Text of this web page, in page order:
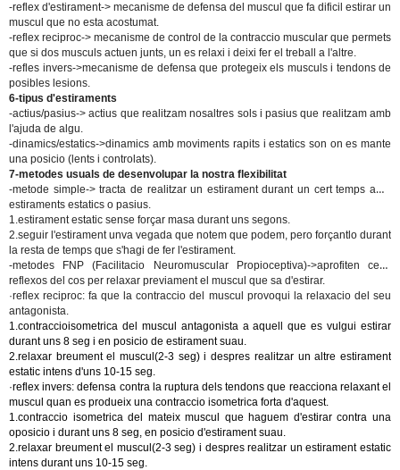
-reflex d'estirament-> mecanisme de defensa del muscul que fa dificil estirar un
muscul que no esta acostumat.
-reflex reciproc-> mecanisme de control de la contraccio muscular que permets
que si dos musculs actuen junts, un es relaxi i deixi fer el treball a l'altre.
-refles invers->mecanisme de defensa que protegeix els musculs i tendons de
posibles lesions.
6-tipus d'estiraments
-actius/pasius-> actius que realitzam nosaltres sols i pasius que realitzam amb
l'ajuda de algu.
-dinamics/estatics->dinamics amb moviments rapits i estatics son on es mante
una posicio (lents i controlats).
7-metodes usuals de desenvolupar la nostra flexibilitat
-metode simple->tracta de realitzar un estirament durant un cert temps amb
estiraments estatics o pasius.
1.estirament estatic sense forçar masa durant uns segons.
2.seguir l'estirament unva vegada que notem que podem, pero forçantlo durant
la resta de temps que s'hagi de fer l'estirament.
-metodes FNP (Facilitacio Neuromuscular Propioceptiva)->aprofiten certs
reflexos del cos per relaxar previament el muscul que sa d'estirar.
·reflex reciproc: fa que la contraccio del muscul provoqui la relaxacio del seu
antagonista.
1.contraccioisometrica del muscul antagonista a aquell que es vulgui estirar
durant uns 8 seg i en posicio de estirament suau.
2.relaxar breument el muscul(2-3 seg) i despres realitzar un altre estirament
estatic intens d'uns 10-15 seg.
·reflex invers: defensa contra la ruptura dels tendons que reacciona relaxant el
muscul quan es produeix una contraccio isometrica forta d'aquest.
1.contraccio isometrica del mateix muscul que haguem d'estirar contra una
oposicio i durant uns 8 seg, en posicio d'estirament suau.
2.relaxar breument el muscul(2-3 seg) i despres realitzar un estirament estatic
intens durant uns 10-15 seg.